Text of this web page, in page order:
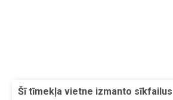
Šī tīmekļa vietne izmanto sīkfailus